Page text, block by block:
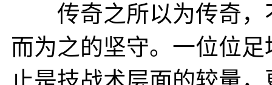
传奇之所以为传奇，
而为之的坚守。一位位